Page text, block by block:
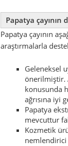
Papatya çayının
Papatya çayının
araştırmalarla
Geleneksel
önerilmiştir.
konusunda
ağrısına iyi
Papatya
mevcuttur
Kozmetik
nemlendirici